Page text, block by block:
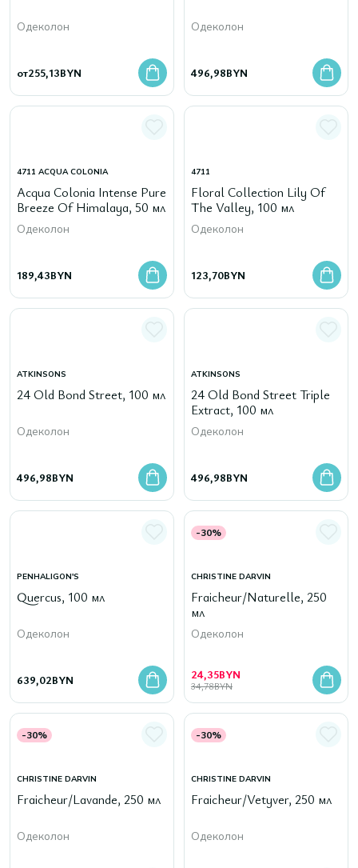
Одеколон
от255,13BYN
Одеколон
496,98BYN
4711 ACQUA COLONIA
Acqua Colonia Intense Pure
Breeze Of Himalaya, 50 мл
Одеколон
189,43BYN
4711
Floral Collection Lily Of
The Valley, 100 мл
Одеколон
123,70BYN
ATKINSONS
24 Old Bond Street, 100 мл
Одеколон
496,98BYN
ATKINSONS
24 Old Bond Street Triple
Extract, 100 мл
Одеколон
496,98BYN
PENHALIGON'S
Quercus, 100 мл
Одеколон
639,02BYN
-30%
CHRISTINE DARVIN
Fraicheur/Naturelle, 250
мл
Одеколон
24,35BYN
34,78BYN
-30%
CHRISTINE DARVIN
Fraicheur/Lavande, 250 мл
Одеколон
-30%
CHRISTINE DARVIN
Fraicheur/Vetyver, 250 мл
Одеколон